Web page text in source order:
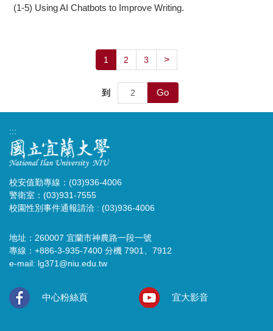
(1-5) Using AI Chatbots to Improve Writing.
1 2 3 >
到 Go
:::
校安值勤專線：(03)936-4006
警衛室：(03)931-7555
校園性別事件通報請洽 : (03)936-4006
地址：260007 宜蘭市神農路一段一號
專線：+886-3-935-7400 分機 7901、7912
e-mail: lg371@niu.edu.tw
中心粉絲頁 宜大影音